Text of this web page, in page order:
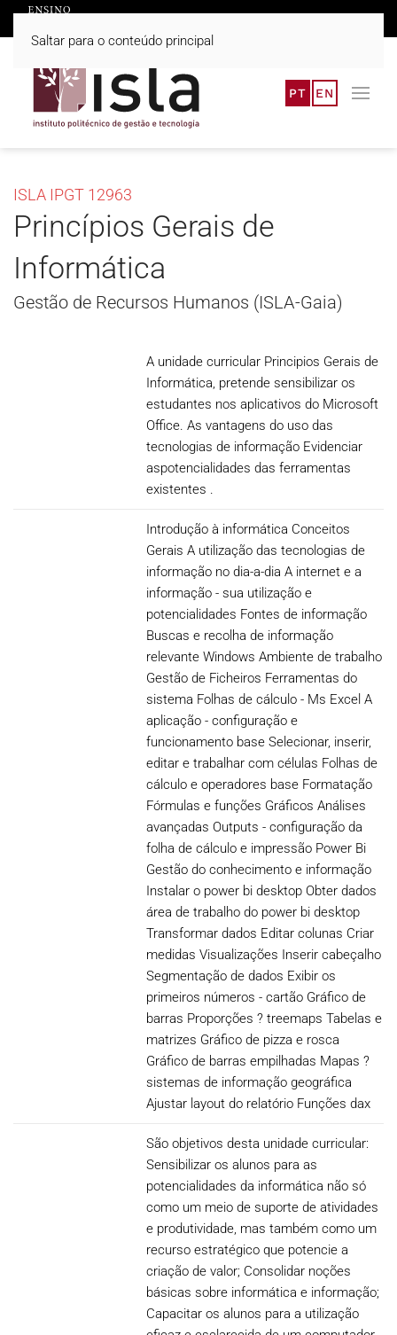
Saltar para o conteúdo principal
PT EN
ISLA IPGT 12963
Princípios Gerais de
Informática
Gestão de Recursos Humanos (ISLA-Gaia)
A unidade curricular Principios Gerais de
Informática, pretende sensibilizar os
estudantes nos aplicativos do Microsoft
Office. As vantagens do uso das
tecnologias de informação Evidenciar
aspotencialidades das ferramentas
existentes .
Introdução à informática Conceitos
Gerais A utilização das tecnologias de
informação no dia-a-dia A internet e a
informação - sua utilização e
potencialidades Fontes de informação
Buscas e recolha de informação
relevante Windows Ambiente de trabalho
Gestão de Ficheiros Ferramentas do
sistema Folhas de cálculo - Ms Excel A
aplicação - configuração e
funcionamento base Selecionar, inserir,
editar e trabalhar com células Folhas de
cálculo e operadores base Formatação
Fórmulas e funções Gráficos Análises
avançadas Outputs - configuração da
folha de cálculo e impressão Power Bi
Gestão do conhecimento e informação
Instalar o power bi desktop Obter dados
área de trabalho do power bi desktop
Transformar dados Editar colunas Criar
medidas Visualizações Inserir cabeçalho
Segmentação de dados Exibir os
primeiros números - cartão Gráfico de
barras Proporções ? treemaps Tabelas e
matrizes Gráfico de pizza e rosca
Gráfico de barras empilhadas Mapas ?
sistemas de informação geográfica
Ajustar layout do relatório Funções dax
São objetivos desta unidade curricular:
Sensibilizar os alunos para as
potencialidades da informática não só
como um meio de suporte de atividades
e produtividade, mas também como um
recurso estratégico que potencie a
criação de valor; Consolidar noções
básicas sobre informática e informação;
Capacitar os alunos para a utilização